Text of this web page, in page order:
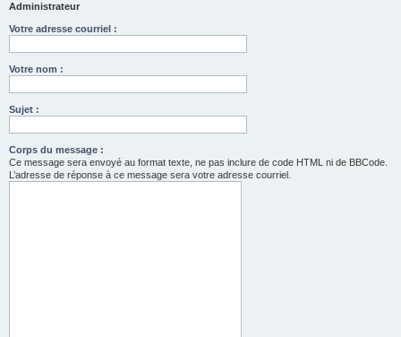
Administrateur
Votre adresse courriel :
Votre nom :
Sujet :
Corps du message :
Ce message sera envoyé au format texte, ne pas inclure de code HTML ni de BBCode.
L’adresse de réponse à ce message sera votre adresse courriel.